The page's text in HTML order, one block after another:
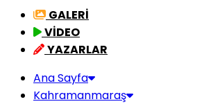
GALERİ
VİDEO
YAZARLAR
Ana Sayfa
Kahramanmaraş